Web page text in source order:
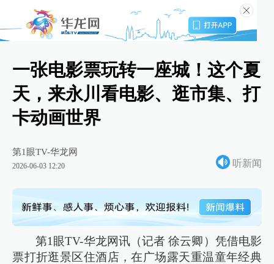
一张电影票玩转一座城！这个夏
天，来永川看电影、逛市集、打
卡动画世界
第1眼TV-华龙网
2026-06-03 12:20 听新闻
第1眼TV-华龙网讯（记者 徐云卿）凭借电影
票打折逛景区住酒店，在广场露天重温童年经典